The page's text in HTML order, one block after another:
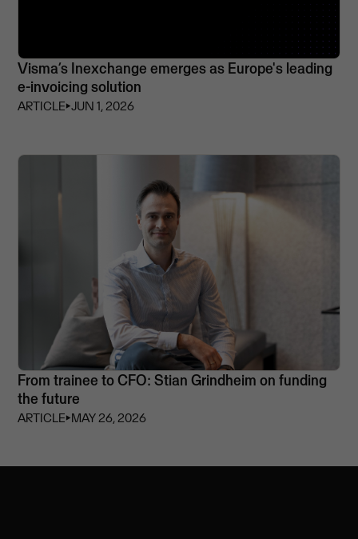
Visma’s Inexchange emerges as Europe's leading
e-invoicing solution
ARTICLE⏵JUN 1, 2026
From trainee to CFO: Stian Grindheim on funding
the future
ARTICLE⏵MAY 26, 2026